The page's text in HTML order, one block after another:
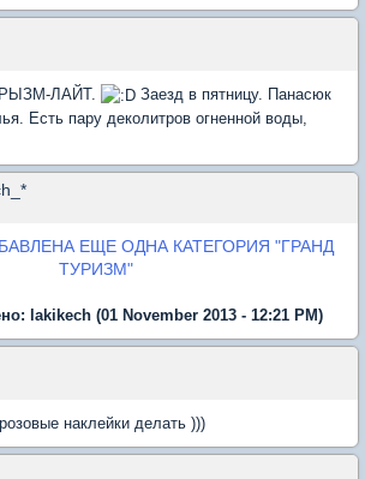
ЛАЙТ.
Заезд в пятницу. Панасюк
Есть пару деколитров огненной воды,
ЕЩЕ ОДНА КАТЕГОРИЯ "ГРАНД
ТУРИЗМ"
lakikech (01 November 2013 - 12:21 PM)
наклейки делать )))